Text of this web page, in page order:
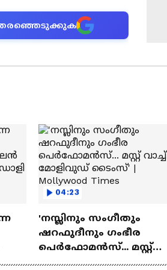
തെരഞ്ഞെടുക്കുക
04:23
'നസ്ലിനും സംഗീതും
ഷറഫുദീനും ഗംഭീര
പെർഫോമൻസ്... മസ്റ്റ്
വാച്ച് മോളിവുഡ്